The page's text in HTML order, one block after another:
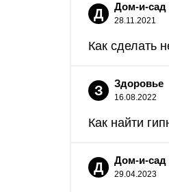
Д Дом-и-сад
28.11.2021
Как сделать
З Здоровье
16.08.2022
Как найти
Д Дом-и-сад
29.04.2023